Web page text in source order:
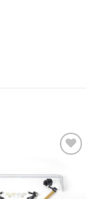
a la
lista de
deseos